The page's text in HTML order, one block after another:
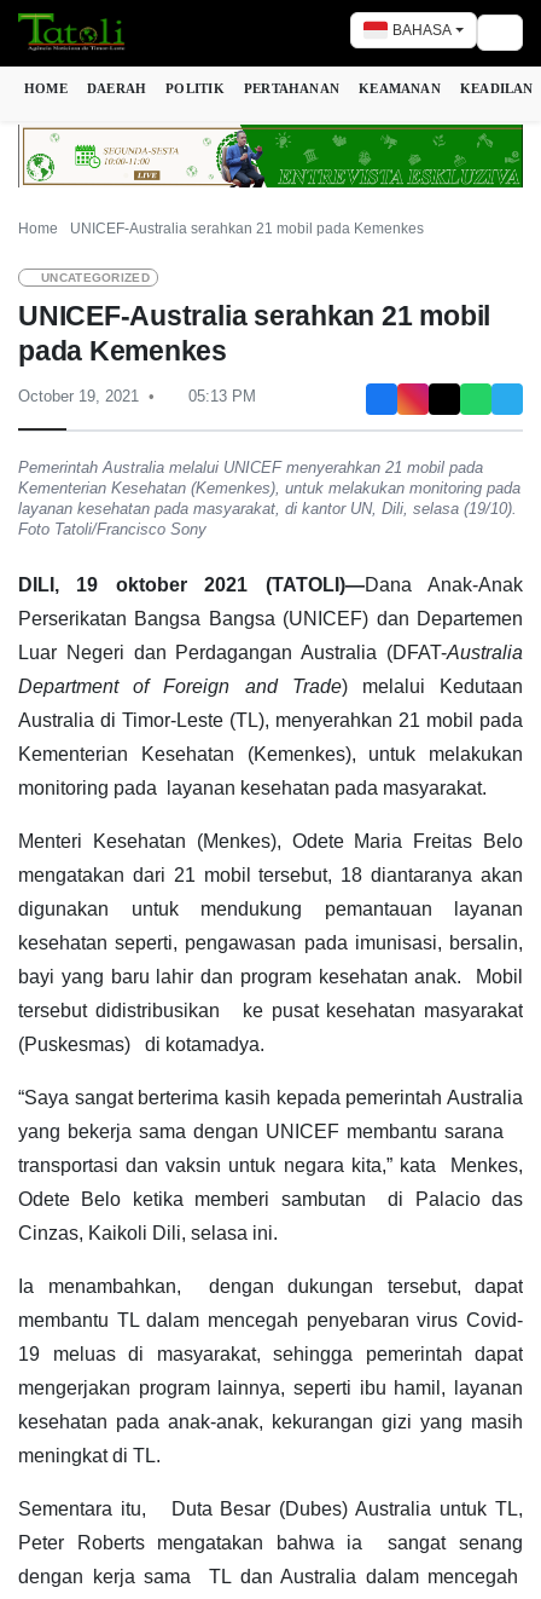
BAHASA
HOME DAERAH POLITIK PERTAHANAN KEAMANAN KEADILAN
Home UNICEF-Australia serahkan 21 mobil pada Kemenkes
UNCATEGORIZED
UNICEF-Australia serahkan 21 mobil
pada Kemenkes
October 19, 2021 05:13 PM
Pemerintah Australia melalui UNICEF menyerahkan 21 mobil pada
Kementerian Kesehatan (Kemenkes), untuk melakukan monitoring pada
layanan kesehatan pada masyarakat, di kantor UN, Dili, selasa (19/10).
Foto Tatoli/Francisco Sony
DILI, 19 oktober 2021 (TATOLI)—Dana Anak-Anak
Perserikatan Bangsa Bangsa (UNICEF) dan Departemen
Luar Negeri dan Perdagangan Australia (DFAT-Australia
Department of Foreign and Trade) melalui Kedutaan
Australia di Timor-Leste (TL), menyerahkan 21 mobil pada
Kementerian Kesehatan (Kemenkes), untuk melakukan
monitoring pada layanan kesehatan pada masyarakat.
Menteri Kesehatan (Menkes), Odete Maria Freitas Belo
mengatakan dari 21 mobil tersebut, 18 diantaranya akan
digunakan untuk mendukung pemantauan layanan
kesehatan seperti, pengawasan pada imunisasi, bersalin,
bayi yang baru lahir dan program kesehatan anak. Mobil
tersebut didistribusikan ke pusat kesehatan masyarakat
(Puskesmas) di kotamadya.
“Saya sangat berterima kasih kepada pemerintah Australia
yang bekerja sama dengan UNICEF membantu sarana
transportasi dan vaksin untuk negara kita,” kata Menkes,
Odete Belo ketika memberi sambutan di Palacio das
Cinzas, Kaikoli Dili, selasa ini.
Ia menambahkan, dengan dukungan tersebut, dapat
membantu TL dalam mencegah penyebaran virus Covid-
19 meluas di masyarakat, sehingga pemerintah dapat
mengerjakan program lainnya, seperti ibu hamil, layanan
kesehatan pada anak-anak, kekurangan gizi yang masih
meningkat di TL.
Sementara itu, Duta Besar (Dubes) Australia untuk TL,
Peter Roberts mengatakan bahwa ia sangat senang
dengan kerja sama TL dan Australia dalam mencegah